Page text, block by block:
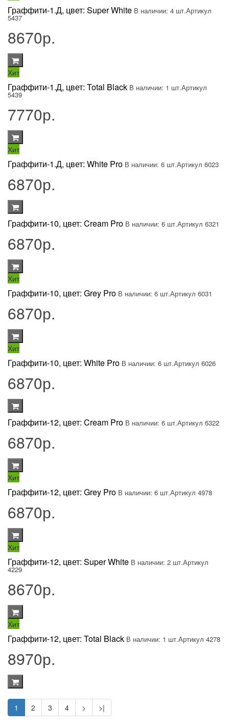
Граффити-1.Д, цвет: Super White В наличии: 4 шт.Артикул
5437
8670р.
Хит
Граффити-1.Д, цвет: Total Black В наличии: 1 шт.Артикул
5439
7770р.
Хит
Граффити-1.Д, цвет: White Pro В наличии: 6 шт.Артикул 6023
6870р.
Граффити-10, цвет: Cream Pro В наличии: 6 шт.Артикул 6321
6870р.
Хит
Граффити-10, цвет: Grey Pro В наличии: 6 шт.Артикул 6031
6870р.
Хит
Граффити-10, цвет: White Pro В наличии: 6 шт.Артикул 6026
6870р.
Граффити-12, цвет: Cream Pro В наличии: 6 шт.Артикул 6322
6870р.
Хит
Граффити-12, цвет: Grey Pro В наличии: 6 шт.Артикул 4978
6870р.
Хит
Граффити-12, цвет: Super White В наличии: 2 шт.Артикул
4229
8670р.
Хит
Граффити-12, цвет: Total Black В наличии: 1 шт.Артикул 4278
8970р.
1 2 3 4 > >|